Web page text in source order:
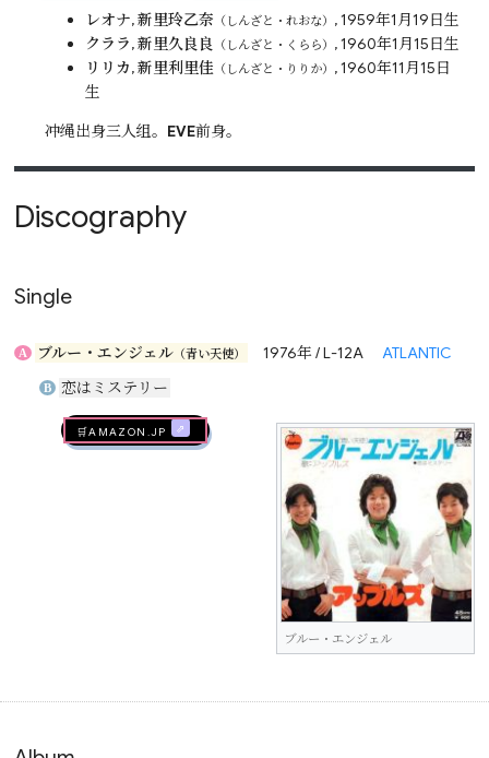
レオナ,新里玲乙奈 （しんざと・れおな） , 1959年1月19日生
クララ,新里久良良 （しんざと・くらら） , 1960年1月15日生
リリカ,新里利里佳 （しんざと・りりか） , 1960年11月15日
生
冲绳出身三人组。 EVE前身。
Discography
Single
A ブルー・エンジェル （青い天使） 1976年 / L-12A ATLANTIC
B 恋はミステリー
ブルー・エンジェル
🛒AMAZON.jp